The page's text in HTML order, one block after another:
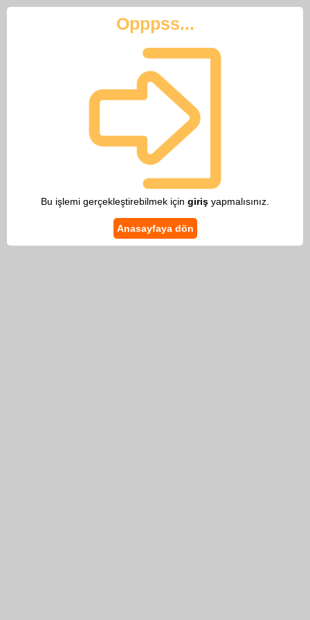
Opppss...
Bu işlemi gerçekleştirebilmek için giriş yapmalısınız.
Anasayfaya dön